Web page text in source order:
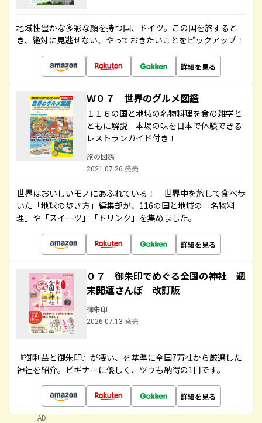
地域性豊かな多彩な顔を持つ国、ドイツ。この国を旅すると
き、絶対に見逃せない、やっておきたいことをピックアップ！
詳細を見る
Ｗ０７ 世界のグルメ図鑑
１１６の国と地域の名物料理を食の雑学と
ともに解説 本場の味を日本で体験できる
レストランガイド付き！
旅の図鑑
2021.07.26 発売
世界はおいしいモノにあふれている！ 世界中を旅して食べ歩
いた「地球の歩き方」編集部が、116の国と地域の「名物料
理」や「スイーツ」「ドリンク」を集めました。
詳細を見る
０７ 御朱印でめぐる全国の神社 週
末開運さんぽ 改訂版
御朱印
2026.07.13 発売
『御利益と御朱印』が凄い、を基準に全国7万社から厳選した
神社を紹介。ビギナーに優しく、ツウも納得の1冊です。
詳細を見る
AD